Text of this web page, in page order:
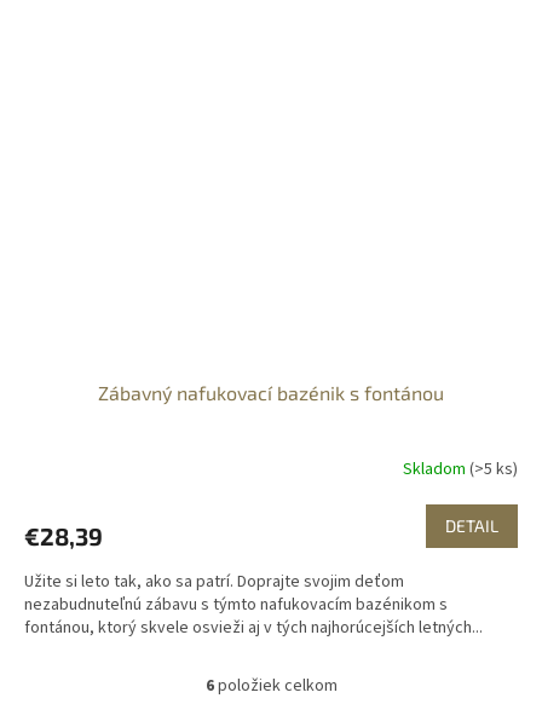
Zábavný nafukovací bazénik s fontánou
Skladom (>5 ks)
€28,39 DETAIL
Užite si leto tak, ako sa patrí. Doprajte svojim deťom
nezabudnuteľnú zábavu s týmto nafukovacím bazénikom s
fontánou, ktorý skvele osvieži aj v tých najhorúcejších letných...
O
6položiek celkom